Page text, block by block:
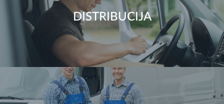
DISTRIBUCIJA